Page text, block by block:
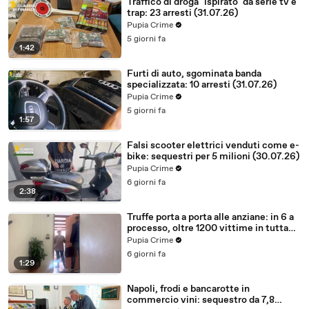
1:42
trap: 23 arresti (31.07.26)
Pupia Crime
5 giorni fa
1:57
Furti di auto, sgominata banda
specializzata: 10 arresti (31.07.26)
Pupia Crime
5 giorni fa
2:38
Falsi scooter elettrici venduti come e-
bike: sequestri per 5 milioni (30.07.26)
Pupia Crime
6 giorni fa
1:29
Truffe porta a porta alle anziane: in 6 a
processo, oltre 1200 vittime in tutta
Italia (30.07.26)
Pupia Crime
6 giorni fa
Napoli, frodi e bancarotte in
commercio vini: sequestro da 7,8